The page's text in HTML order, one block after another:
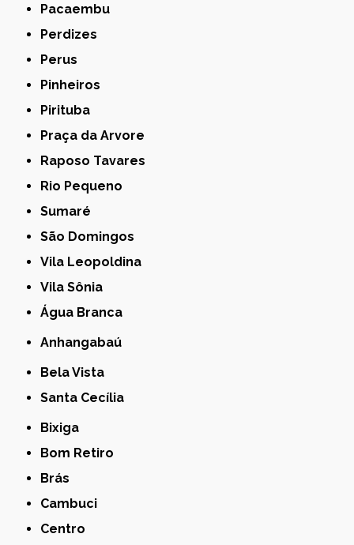
Pacaembu
Perdizes
Perus
Pinheiros
Pirituba
Praça da Arvore
Raposo Tavares
Rio Pequeno
Sumaré
São Domingos
Vila Leopoldina
Vila Sônia
Água Branca
Anhangabaú
Bela Vista
Santa Cecília
Bixiga
Bom Retiro
Brás
Cambuci
Centro